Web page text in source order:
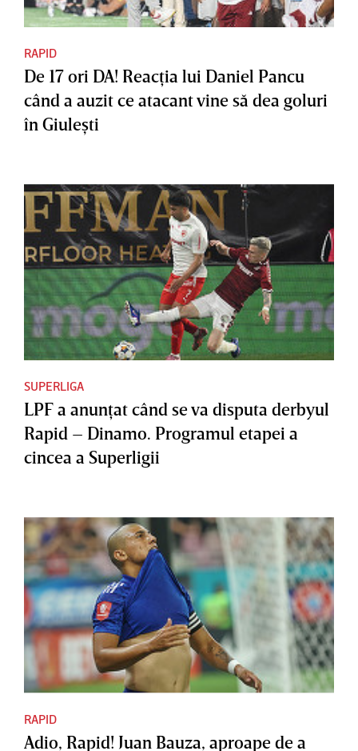
RAPID
De 17 ori DA! Reacţia lui Daniel Pancu
când a auzit ce atacant vine să dea goluri
în Giuleşti
SUPERLIGA
LPF a anunţat când se va disputa derbyul
Rapid – Dinamo. Programul etapei a
cincea a Superligii
RAPID
Adio, Rapid! Juan Bauza, aproape de a